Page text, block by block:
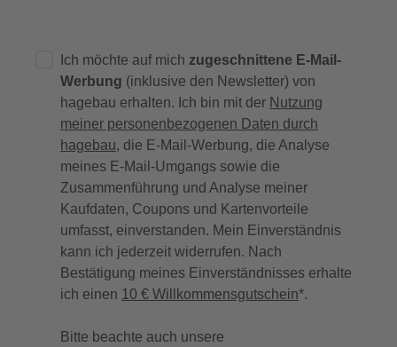
Ich möchte auf mich zugeschnittene E-Mail-
Werbung (inklusive den Newsletter) von
hagebau erhalten. Ich bin mit der Nutzung
meiner personenbezogenen Daten durch
hagebau, die E-Mail-Werbung, die Analyse
meines E-Mail-Umgangs sowie die
Zusammenführung und Analyse meiner
Kaufdaten, Coupons und Kartenvorteile
umfasst, einverstanden. Mein Einverständnis
kann ich jederzeit widerrufen. Nach
Bestätigung meines Einverständnisses erhalte
ich einen 10 € Willkommensgutschein*.
Bitte beachte auch unsere